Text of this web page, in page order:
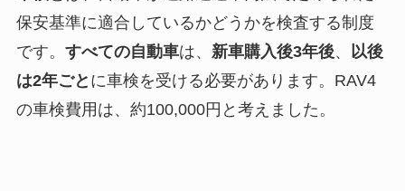
保安基準に適合しているかどうかを検査する制度
です。 すべての自動車は、 新車購入後3年後、 以後
は2年ごと に車検を受ける必要があります。RAV4
の車検費用は、約100,000円と考えました。